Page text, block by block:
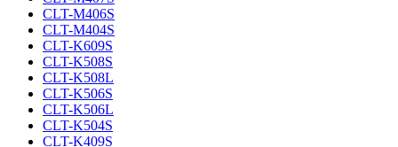
CLT-M406S
CLT-M404S
CLT-K609S
CLT-K508S
CLT-K508L
CLT-K506S
CLT-K506L
CLT-K504S
CLT-K409S